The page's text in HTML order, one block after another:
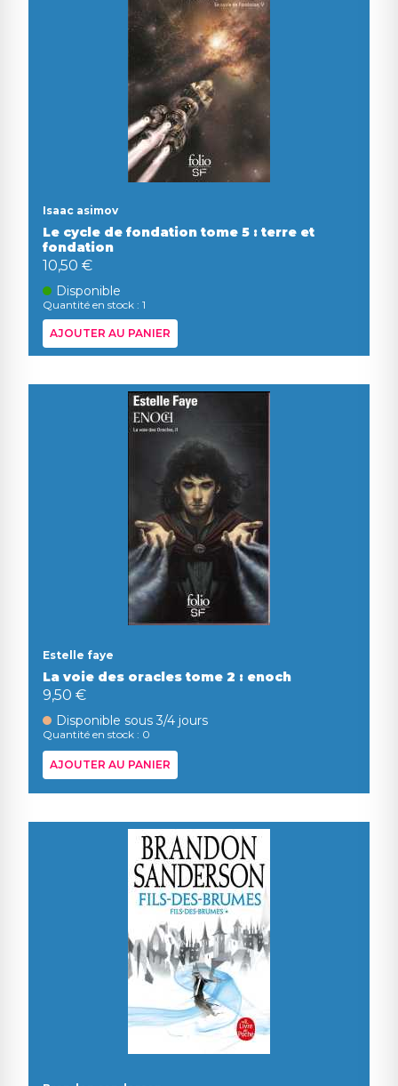
Isaac asimov
Le cycle de fondation tome 5 : terre et
fondation
10,50 €
Disponible
Quantité en stock : 1
AJOUTER AU PANIER
Estelle faye
La voie des oracles tome 2 : enoch
9,50 €
Disponible sous 3/4 jours
Quantité en stock : 0
AJOUTER AU PANIER